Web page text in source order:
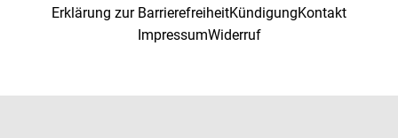
Erklärung zur BarrierefreiheitKündigungKontakt
ImpressumWiderruf